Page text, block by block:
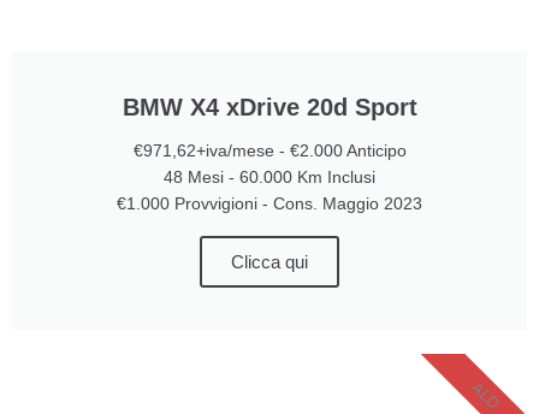
BMW X4 xDrive 20d Sport
€971,62+iva/mese - €2.000 Anticipo
48 Mesi - 60.000 Km Inclusi
€1.000 Provvigioni - Cons. Maggio 2023
Clicca qui
ALD